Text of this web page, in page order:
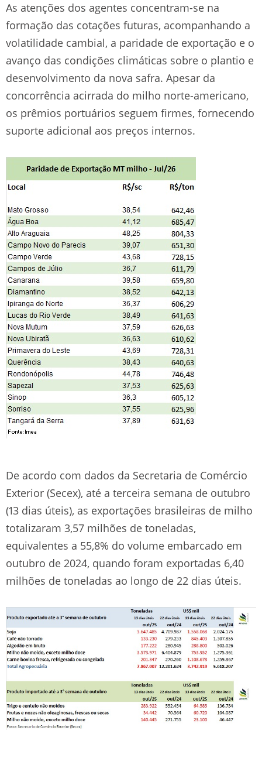
As atenções dos agentes concentram-se na
formação das cotações futuras, acompanhando a
volatilidade cambial, a paridade de exportação e o
avanço das condições climáticas sobre o plantio e
desenvolvimento da nova safra. Apesar da
concorrência acirrada do milho norte-americano,
os prêmios portuários seguem firmes, fornecendo
suporte adicional aos preços internos.
De acordo com dados da Secretaria de Comércio
Exterior (Secex), até a terceira semana de outubro
(13 dias úteis), as exportações brasileiras de milho
totalizaram 3,57 milhões de toneladas,
equivalentes a 55,8% do volume embarcado em
outubro de 2024, quando foram exportadas 6,40
milhões de toneladas ao longo de 22 dias úteis.